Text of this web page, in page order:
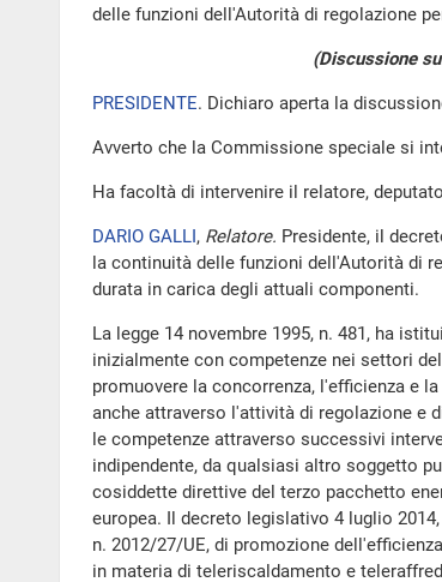
delle funzioni dell'Autorità di regolazione
(Discussione
PRESIDENTE. Dichiaro aperta la
Avverto che la Commissione speciale si
Ha facoltà di intervenire il relatore,
DARIO GALLI, Relatore. Presidente, il
la continuità delle funzioni dell'Autorità di
durata in carica degli attuali componenti.
La legge 14 novembre 1995, n. 481, ha
inizialmente con competenze nei settori
promuovere la concorrenza, l'efficienza e
anche attraverso l'attività di regolazione e
le competenze attraverso successivi
indipendente, da qualsiasi altro soggetto
cosiddette direttive del terzo pacchetto
europea. Il decreto legislativo 4 luglio
n. 2012/27/UE, di promozione
in materia di teleriscaldamento e